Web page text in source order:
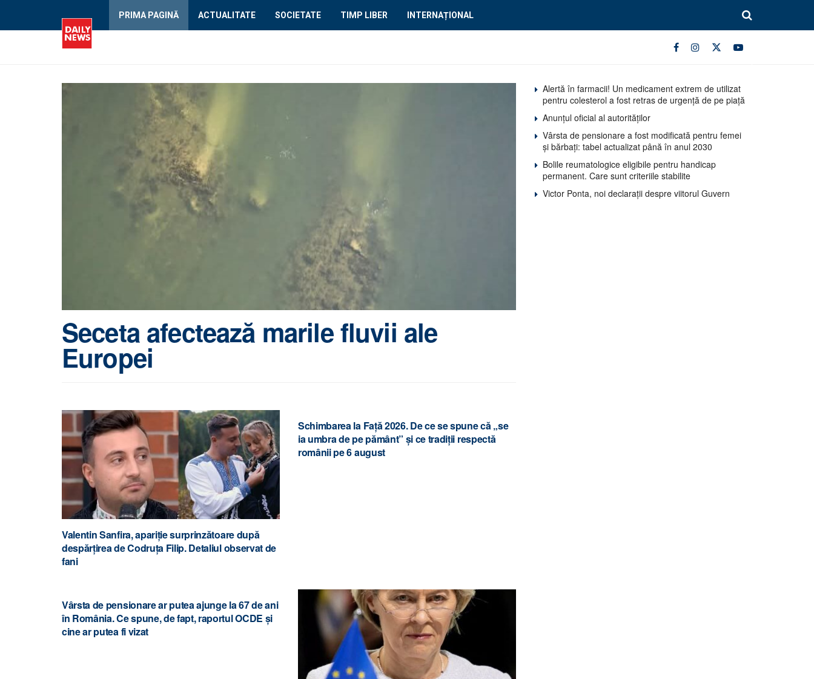
PRIMA PAGINĂ ACTUALITATE SOCIETATE TIMP LIBER INTERNAȚIONAL
Seceta afectează marile fluvii ale
Europei
Valentin Sanfira, apariție surprinzătoare după
despărțirea de Codruța Filip. Detaliul observat de
fani
Schimbarea la Față 2026. De ce se spune că „se
ia umbra de pe pământ” și ce tradiții respectă
românii pe 6 august
Vârsta de pensionare ar putea ajunge la 67 de ani
în România. Ce spune, de fapt, raportul OCDE și
cine ar putea fi vizat
Alertă în farmacii! Un medicament extrem de utilizat
pentru colesterol a fost retras de urgență de pe piață
Anunțul oficial al autorităților
Vârsta de pensionare a fost modificată pentru femei
și bărbați: tabel actualizat până în anul 2030
Bolile reumatologice eligibile pentru handicap
permanent. Care sunt criteriile stabilite
Victor Ponta, noi declarații despre viitorul Guvern